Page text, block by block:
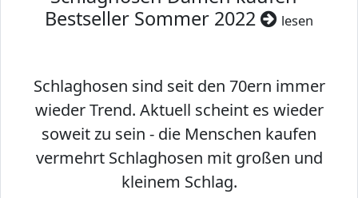
Bestseller Sommer 2022
lesen
Schlaghosen sind seit den 70ern immer
wieder Trend. Aktuell scheint es wieder
soweit zu sein - die Menschen kaufen
vermehrt Schlaghosen mit großen und
kleinem Schlag.